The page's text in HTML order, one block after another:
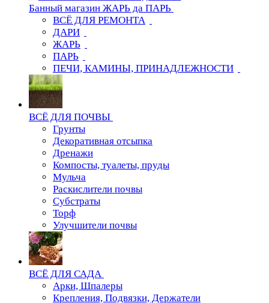
Банный магазин ЖАРЬ да ПАРЬ
ВСЁ ДЛЯ РЕМОНТА
ДАРИ
ЖАРЬ
ПАРЬ
ПЕЧИ, КАМИНЫ, ПРИНАДЛЕЖНОСТИ
ВСЁ ДЛЯ ПОЧВЫ
Грунты
Декоративная отсыпка
Дренажи
Компосты, туалеты, пруды
Мульча
Раскислители почвы
Субстраты
Торф
Улучшители почвы
ВСЁ ДЛЯ САДА
Арки, Шпалеры
Крепления, Подвязки, Держатели